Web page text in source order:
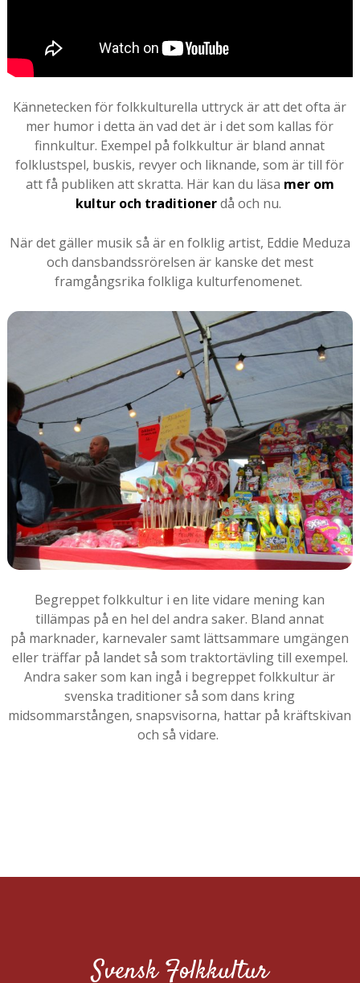
Kännetecken för folkkulturella uttryck är att det ofta är
mer humor i detta än vad det är i det som kallas för
finnkultur. Exempel på folkkultur är bland annat
folklustspel, buskis, revyer och liknande, som är till för
att få publiken att skratta. Här kan du läsa mer om
kultur och traditionerdå och nu.
När det gäller musik så är en folklig artist, Eddie Meduza
och dansbandssrörelsen är kanske det mest
framgångsrika folkliga kulturfenomenet.
Begreppet folkkultur i en lite vidare mening kan
tillämpas på en hel del andra saker. Bland annat
på marknader, karnevaler samt lättsammare umgängen
eller träffar på landet så som traktortävling till exempel.
Andra saker som kan ingå i begreppet folkkultur är
svenska traditioner så som dans kring
midsommarstången, snapsvisorna, hattar på kräftskivan
och så vidare.
Svensk Folkkultur